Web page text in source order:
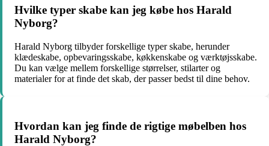
Hvilke typer skabe kan jeg købe hos Harald
Nyborg?
Harald Nyborg tilbyder forskellige typer skabe, herunder
klædeskabe, opbevaringsskabe, køkkenskabe og værktøjsskabe.
Du kan vælge mellem forskellige størrelser, stilarter og
materialer for at finde det skab, der passer bedst til dine behov.
Hvordan kan jeg finde de rigtige møbelben hos
Harald Nyborg?